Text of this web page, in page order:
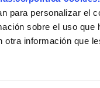
para personalizar el
sobre el uso
otra información que